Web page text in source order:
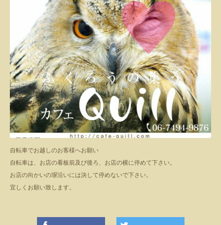
自転車でお越しのお客様へお願い
自転車は、お店の看板前及び後ろ、お店の横に停めて下さい。
お店の向かいの塀沿いには決して停めないで下さい。
宜しくお願い致します。